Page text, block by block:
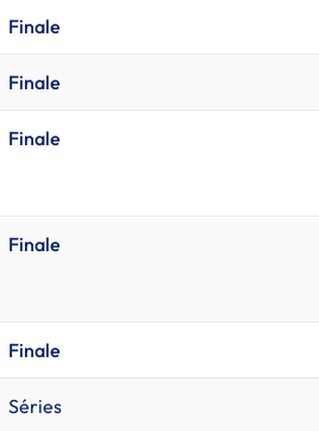
Finale
Finale
Finale
Finale
Finale
Séries